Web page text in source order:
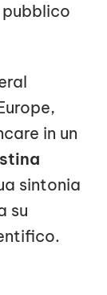
in un
sintonia
su